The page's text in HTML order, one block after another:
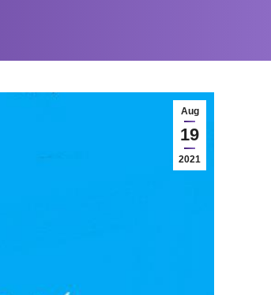
Aug
19
2021